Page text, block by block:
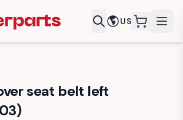
US
seat belt left